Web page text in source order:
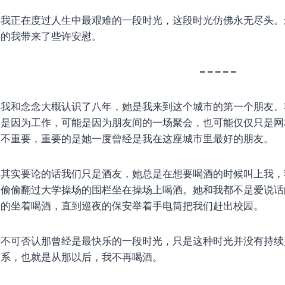
我正在度过人生中最艰难的一段时光，这段时光仿佛永无尽头
的我带来了些许安慰。
– – – – –
我和念念大概认识了八年，她是我来到这个城市的第一个朋友
是因为工作，可能是因为朋友间的一场聚会，也可能仅仅只是
不重要，重要的是她一度曾经是我在这座城市里最好的朋友。
其实要论的话我们只是酒友，她总是在想要喝酒的时候叫上我
偷偷翻过大学操场的围栏坐在操场上喝酒。她和我都不是爱说
的坐着喝酒，直到巡夜的保安举着手电筒把我们赶出校园。
不可否认那曾经是最快乐的一段时光，只是这种时光并没有持
系，也就是从那以后，我不再喝酒。